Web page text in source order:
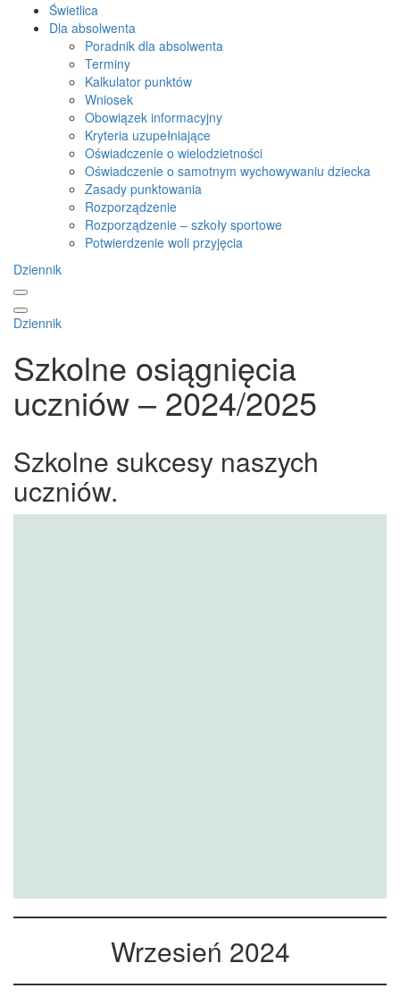
Świetlica
Dla absolwenta
Poradnik dla absolwenta
Terminy
Kalkulator punktów
Wniosek
Obowiązek informacyjny
Kryteria uzupełniające
Oświadczenie o wielodzietności
Oświadczenie o samotnym wychowywaniu dziecka
Zasady punktowania
Rozporządzenie
Rozporządzenie – szkoły sportowe
Potwierdzenie woli przyjęcia
Dziennik
Dziennik
Szkolne osiągnięcia
uczniów – 2024/2025
Szkolne sukcesy naszych
uczniów.
Wrzesień 2024